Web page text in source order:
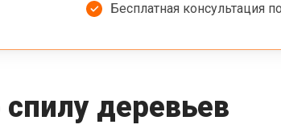
Бесплатная консультация
спилу деревьев